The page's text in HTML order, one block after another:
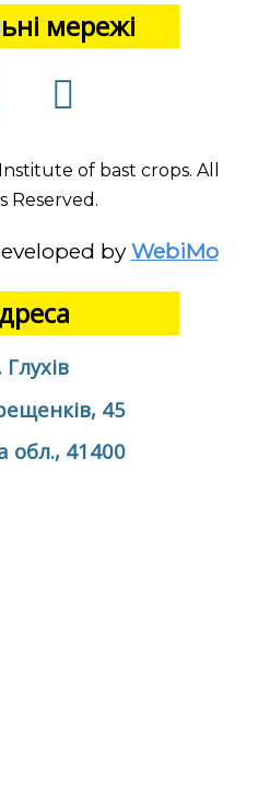
мережі
of bast crops. All
Reserved.
by WebiMo
Глухів
45
обл., 41400